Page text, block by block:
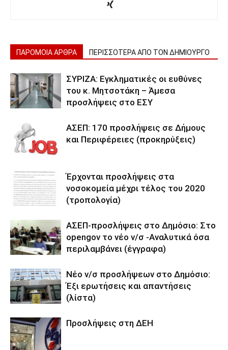
ΠΑΡΟΜΟΙΑ ΑΡΘΡΑ ΠΕΡΙΣΣΟΤΕΡΑ ΑΠΟ ΤΟΝ ΔΗΜΙΟΥΡΓΟ
ΣΥΡΙΖΑ: Εγκληματικές οι ευθύνες
του κ. Μητσοτάκη – Άμεσα
προσλήψεις στο ΕΣΥ
ΑΣΕΠ: 170 προσλήψεις σε Δήμους
και Περιφέρειες (προκηρύξεις)
Έρχονται προσλήψεις στα
νοσοκομεία μέχρι τέλος του 2020
(τροπολογία)
ΑΣΕΠ-προσλήψεις στο Δημόσιο: Στο
opengov το νέο ν/σ -Αναλυτικά όσα
περιλαμβάνει (έγγραφα)
Νέο ν/σ προσλήψεων στο Δημόσιο:
Έξι ερωτήσεις και απαντήσεις
(λίστα)
Προσλήψεις στη ΔΕΗ